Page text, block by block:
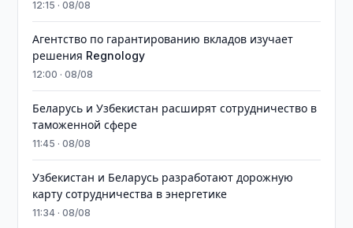
12:15 · 08/08
Агентство по гарантированию вкладов изучает
решения Regnology
12:00 · 08/08
Беларусь и Узбекистан расширят сотрудничество в
таможенной сфере
11:45 · 08/08
Узбекистан и Беларусь разработают дорожную
карту сотрудничества в энергетике
11:34 · 08/08